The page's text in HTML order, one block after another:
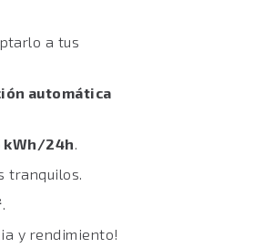
a tus
automática
kWh/24h.
tranquilos.
.
y rendimiento!